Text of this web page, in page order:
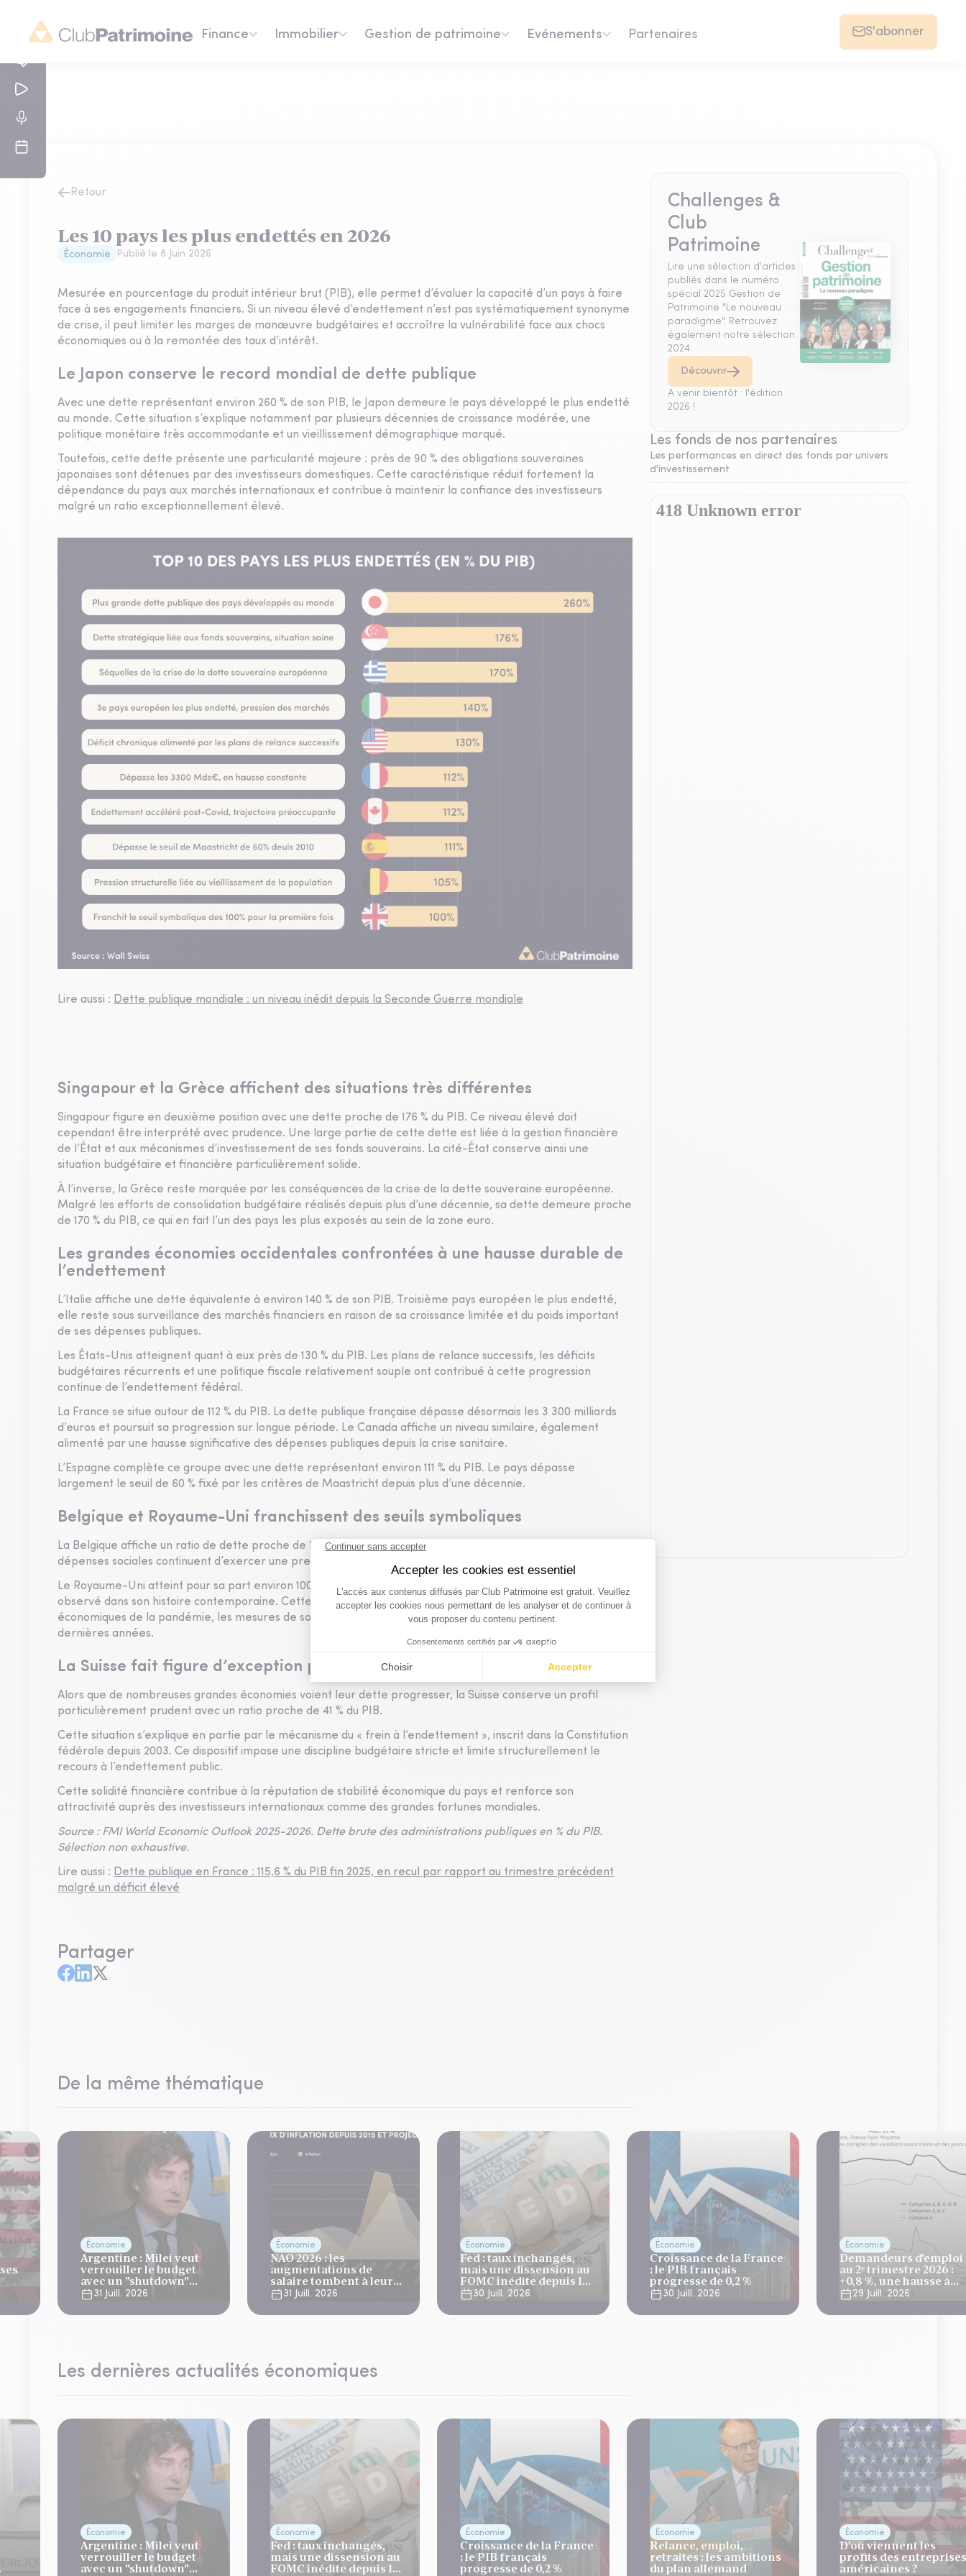
Finance Immobilier Gestion de patrimoine Evénements Partenaires S'abonner
Retour
Les 10 pays les plus endettés en 2026
Économie Publié le 8 Juin 2026
Mesurée en pourcentage du produit intérieur brut (PIB), elle permet d’évaluer la capacité d’un pays à faire
face à ses engagements financiers. Si un niveau élevé d’endettement n’est pas systématiquement synonyme
de crise, il peut limiter les marges de manœuvre budgétaires et accroître la vulnérabilité face aux chocs
économiques ou à la remontée des taux d’intérêt.
Le Japon conserve le record mondial de dette publique
Avec une dette représentant environ 260 % de son PIB, le Japon demeure le pays développé le plus endetté
au monde. Cette situation s’explique notamment par plusieurs décennies de croissance modérée, une
politique monétaire très accommodante et un vieillissement démographique marqué.
Toutefois, cette dette présente une particularité majeure : près de 90 % des obligations souveraines
japonaises sont détenues par des investisseurs domestiques. Cette caractéristique réduit fortement la
dépendance du pays aux marchés internationaux et contribue à maintenir la confiance des investisseurs
malgré un ratio exceptionnellement élevé.
Lire aussi : Dette publique mondiale : un niveau inédit depuis la Seconde Guerre mondiale
Singapour et la Grèce affichent des situations très différentes
Singapour figure en deuxième position avec une dette proche de 176 % du PIB. Ce niveau élevé doit
cependant être interprété avec prudence. Une large partie de cette dette est liée à la gestion financière
de l’État et aux mécanismes d’investissement de ses fonds souverains. La cité-État conserve ainsi une
situation budgétaire et financière particulièrement solide.
À l’inverse, la Grèce reste marquée par les conséquences de la crise de la dette souveraine européenne.
Malgré les efforts de consolidation budgétaire réalisés depuis plus d’une décennie, sa dette demeure proche
de 170 % du PIB, ce qui en fait l’un des pays les plus exposés au sein de la zone euro.
Les grandes économies occidentales confrontées à une hausse durable de
l’endettement
L’Italie affiche une dette équivalente à environ 140 % de son PIB. Troisième pays européen le plus endetté,
elle reste sous surveillance des marchés financiers en raison de sa croissance limitée et du poids important
de ses dépenses publiques.
Les États-Unis atteignent quant à eux près de 130 % du PIB. Les plans de relance successifs, les déficits
budgétaires récurrents et une politique fiscale relativement souple ont contribué à cette progression
continue de l’endettement fédéral.
La France se situe autour de 112 % du PIB. La dette publique française dépasse désormais les 3 300 milliards
d’euros et poursuit sa progression sur longue période. Le Canada affiche un niveau similaire, également
alimenté par une hausse significative des dépenses publiques depuis la crise sanitaire.
L’Espagne complète ce groupe avec une dette représentant environ 111 % du PIB. Le pays dépasse
largement le seuil de 60 % fixé par les critères de Maastricht depuis plus d’une décennie.
Belgique et Royaume-Uni franchissent des seuils symboliques
La Belgique affiche un ratio de dette proche de 105 % du PIB. Le vieillissement démographique et le poids des
dépenses sociales continuent d’exercer une pression durable sur les finances publiques.
Le Royaume-Uni atteint pour sa part environ 100 % du PIB, franchissant un seuil symbolique rarement
observé dans son histoire contemporaine. Cette évolution reflète notamment les conséquences
économiques de la pandémie, les mesures de soutien budgétaire et les défis de croissance rencontrés ces
dernières années.
La Suisse fait figure d’exception parmi les économies développées
Alors que de nombreuses grandes économies voient leur dette progresser, la Suisse conserve un profil
particulièrement prudent avec un ratio proche de 41 % du PIB.
Cette situation s’explique en partie par le mécanisme du « frein à l’endettement », inscrit dans la Constitution
fédérale depuis 2003. Ce dispositif impose une discipline budgétaire stricte et limite structurellement le
recours à l’endettement public.
Cette solidité financière contribue à la réputation de stabilité économique du pays et renforce son
attractivité auprès des investisseurs internationaux comme des grandes fortunes mondiales.
Source : FMI World Economic Outlook 2025-2026. Dette brute des administrations publiques en % du PIB.
Sélection non exhaustive.
Lire aussi : Dette publique en France : 115,6 % du PIB fin 2025, en recul par rapport au trimestre précédent
malgré un déficit élevé
Partager
De la même thématique
Économie
Argentine : Milei veut
verrouiller le budget
avec un "shutdown"
automatique, sous le
regard bienveillant du
FMI
31 Juill. 2026
Économie
NAO 2026 : les
augmentations de
salaire tombent à leur
plus bas niveau depuis 4
ans
31 Juill. 2026
Économie
Fed : taux inchangés,
mais une dissension au
FOMC inédite depuis 10
ans30 Juill. 2026
Économie
Croissance de la France
: le PIB français
progresse de 0,2 %
30 Juill. 2026
Économie
Demandeurs d'emploi
au 2ᵉ trimestre 2026 :
+0,8 %, une hausse à
relativiser
29 Juill. 2026
Les dernières actualités économiques
Économie
Argentine : Milei veut
verrouiller le budget
avec un "shutdown"
Économie
Fed : taux inchangés,
mais une dissension au
FOMC inédite depuis 10
Économie
Croissance de la France
: le PIB français
progresse de 0,2 %
Économie
Relance, emploi,
retraites : les ambitions
du plan allemand
Économie
D'où viennent les
profits des entreprises
américaines ?
Challenges &
Club
Patrimoine
Lire une sélection d'articles
publiés dans le numéro
spécial 2025 Gestion de
Patrimoine "Le nouveau
paradigme". Retrouvez
également notre sélection
2024.
Découvrir
A venir bientôt : l'édition
2026 !
Les fonds de nos partenaires
Les performances en direct des fonds par univers
d'investissement